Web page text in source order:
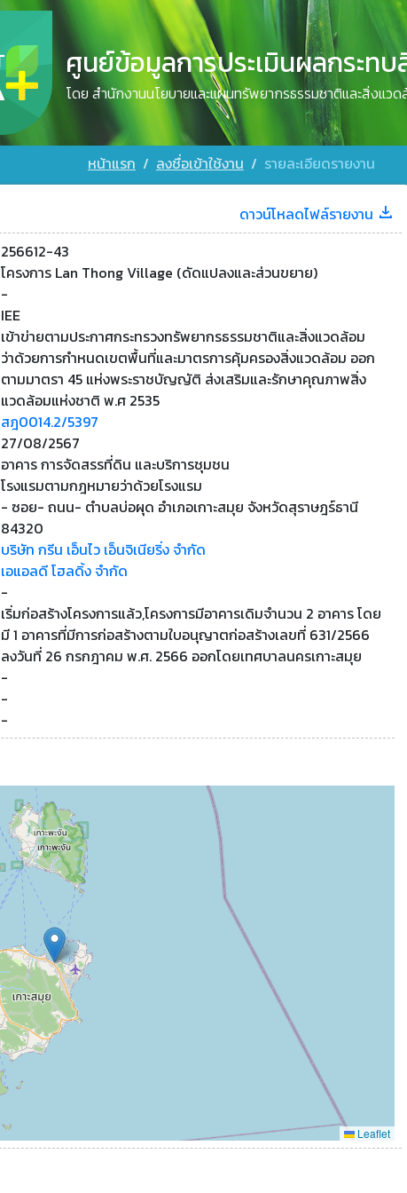
ศูนย์ข้อมูลการประเมินผลกระท
โดย สำนักงานนโยบายและแผนทรัพยากรธรรมชาติและสิ่งแว
หน้าแรก ลงชื่อเข้าใช้งาน รายละเอียดรายงาน
ดาวน์โหลดไฟล์รายงาน
256612-43
โครงการ Lan Thong Village (ดัดแปลงและส่วนขยาย)
-
IEE
เข้าข่ายตามประกาศกระทรวงทรัพยากรธรรมชาติและสิ่งแวดล้อม
ว่าด้วยการกำหนดเขตพื้นที่และมาตรการคุ้มครองสิ่งแวดล้อม ออก
ตามมาตรา 45 แห่งพระราชบัญญัติ ส่งเสริมและรักษาคุณภาพสิ่ง
แวดล้อมแห่งชาติ พ.ศ 2535
สฎ0014.2/5397
27/08/2567
อาคาร การจัดสรรที่ดิน และบริการชุมชน
โรงแรมตามกฎหมายว่าด้วยโรงแรม
- ซอย- ถนน- ตำบลบ่อผุด อำเภอเกาะสมุย จังหวัดสุราษฎร์ธานี
84320
บริษัท กรีน เอ็นไว เอ็นจิเนียริ่ง จำกัด
เอแอลดี โฮลดิ้ง จำกัด
-
เริ่มก่อสร้างโครงการแล้ว,โครงการมีอาคารเดิมจำนวน 2 อาคาร โดย
มี 1 อาคารที่มีการก่อสร้างตามใบอนุญาตก่อสร้างเลขที่ 631/2566
ลงวันที่ 26 กรกฎาคม พ.ศ. 2566 ออกโดยเทศบาลนครเกาะสมุย
-
-
-
Leaflet